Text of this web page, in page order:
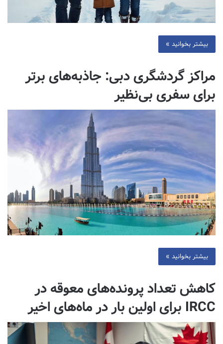
بیشتر بخوانید »
مراکز گردشگری دبی: جاذبه‌های برتر
برای سفری بی‌نظیر
بیشتر بخوانید »
کاهش تعداد پرونده‌های معوقه در
IRCC برای اولین بار در ماه‌های اخیر